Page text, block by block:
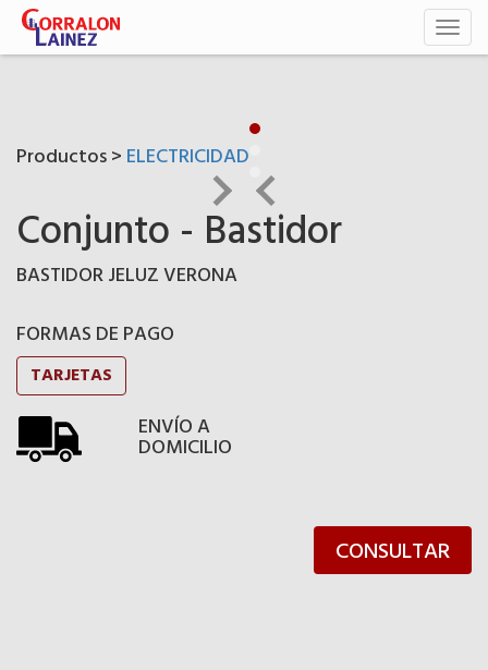
Productos > ELECTRICIDAD
Conjunto - Bastidor
BASTIDOR JELUZ VERONA
FORMAS DE PAGO
TARJETAS
ENVÍO A
DOMICILIO
CONSULTAR